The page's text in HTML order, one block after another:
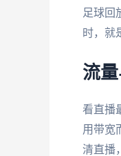
足球回
时，就
流
看直播
用带宽
清直播